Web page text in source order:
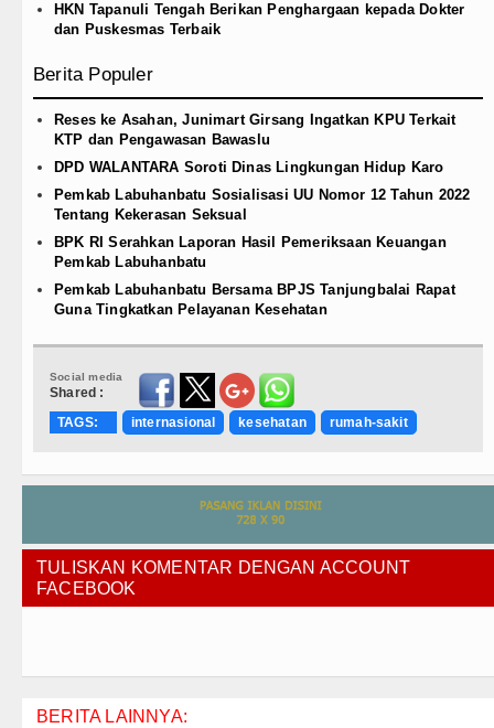
HKN Tapanuli Tengah Berikan Penghargaan kepada Dokter
dan Puskesmas Terbaik
Berita Populer
Reses ke Asahan, Junimart Girsang Ingatkan KPU Terkait
KTP dan Pengawasan Bawaslu
DPD WALANTARA Soroti Dinas Lingkungan Hidup Karo
Pemkab Labuhanbatu Sosialisasi UU Nomor 12 Tahun 2022
Tentang Kekerasan Seksual
BPK RI Serahkan Laporan Hasil Pemeriksaan Keuangan
Pemkab Labuhanbatu
Pemkab Labuhanbatu Bersama BPJS Tanjungbalai Rapat
Guna Tingkatkan Pelayanan Kesehatan
Social media
Shared :
TAGS:
internasional kesehatan rumah-sakit
TULISKAN KOMENTAR DENGAN ACCOUNT
FACEBOOK
BERITA LAINNYA: